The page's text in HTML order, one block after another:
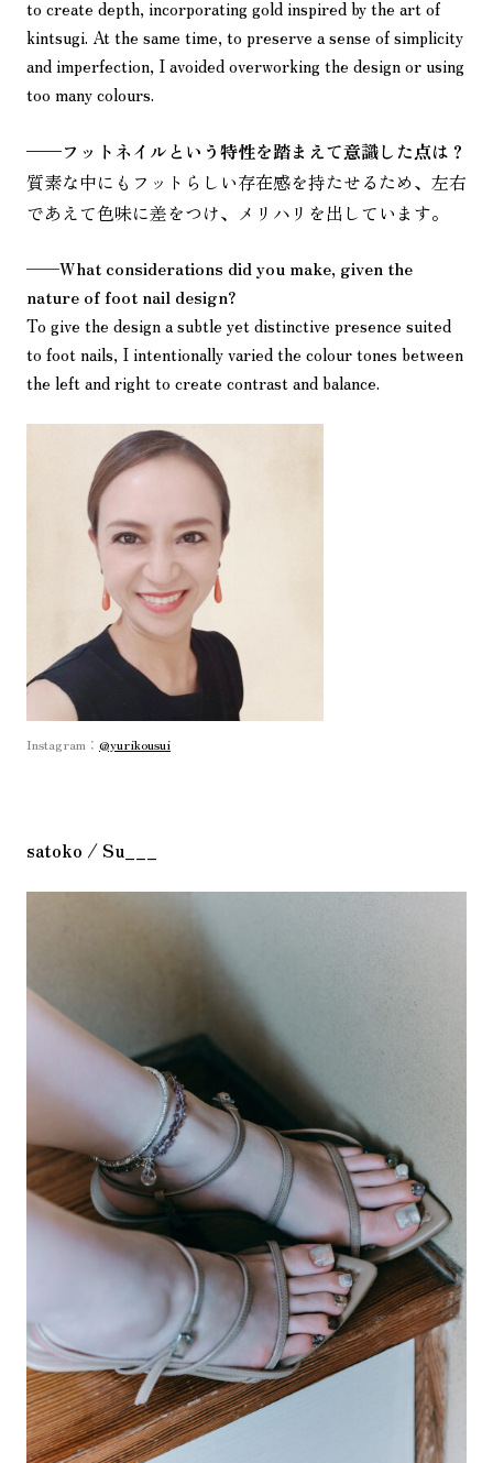
to create depth, incorporating gold inspired by the art of
kintsugi. At the same time, to preserve a sense of simplicity
and imperfection, I avoided overworking the design or using
too many colours.
——フットネイルという特性を踏まえて意識した点は？
質素な中にもフットらしい存在感を持たせるため、左右
であえて色味に差をつけ、メリハリを出しています。
——What considerations did you make, given the
nature of foot nail design?
To give the design a subtle yet distinctive presence suited
to foot nails, I intentionally varied the colour tones between
the left and right to create contrast and balance.
Instagram： @yurikousui
satoko / Su___